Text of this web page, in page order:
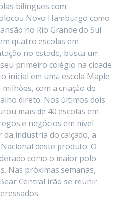
bilíngues com
Novo Hamburgo como
no Rio Grande do Sul
quatro escolas em
no estado, busca um
primeiro colégio na cidade
inicial em uma escola Maple
milhões, com a criação de
direto. Nos últimos dois
mais de 40 escolas em
e negócios em nível
indústria do calçado, a
deste produto. O
como o maior polo
Nas próximas semanas,
Central irão se reunir